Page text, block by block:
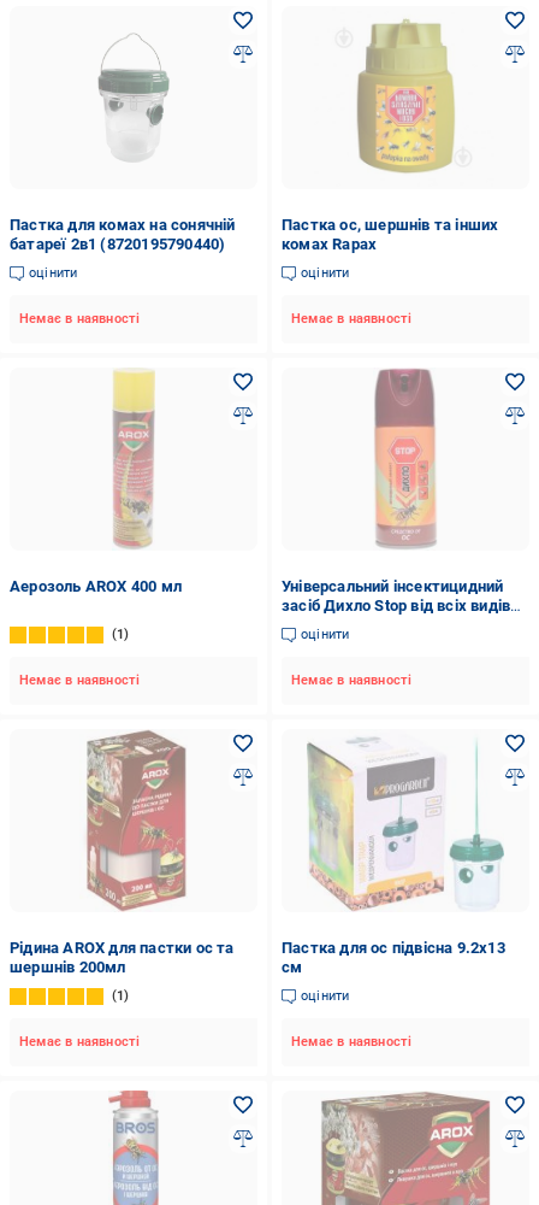
Пастка для комах на сонячній
батареї 2в1 (8720195790440)
оцінити
Немає в наявності
Пастка ос, шершнів та інших
комах Rapax
оцінити
Немає в наявності
Аерозоль AROX 400 мл
1
Немає в наявності
Універсальний інсектицидний
засіб Дихло Stop від всіх видів
комах, від ос 150 мл
оцінити
Немає в наявності
Рідина AROX для пастки ос та
шершнів 200мл
1
Немає в наявності
Пастка для ос підвісна 9.2х13
см
оцінити
Немає в наявності